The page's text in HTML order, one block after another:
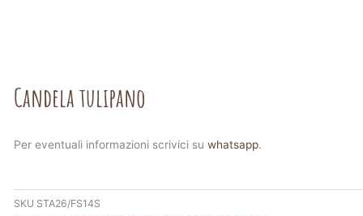
Candela tulipano
Per eventuali informazioni scrivici su whatsapp.
SKU STA26/FS14S